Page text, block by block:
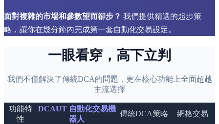
面對複雜的市場和參數望而卻步？ 我們提供精選的起步策
略，讓你在幾分鐘內完成第一套自動化交易設定。
一眼看穿，高下立判
我們不僅解決了傳統DCA的問題，更在核心功能上全面超越
主流選擇
功能特
性
DCAUT 自動化交易機
器人
傳統DCA策略 網格交易